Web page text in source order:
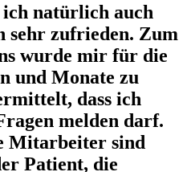
natürlich auch
sehr zufrieden. Zum
wurde mir für die
und Monate zu
dass ich
melden darf.
Mitarbeiter sind
Patient, die